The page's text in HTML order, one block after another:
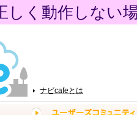
しく動作しない
ナビcafeとは